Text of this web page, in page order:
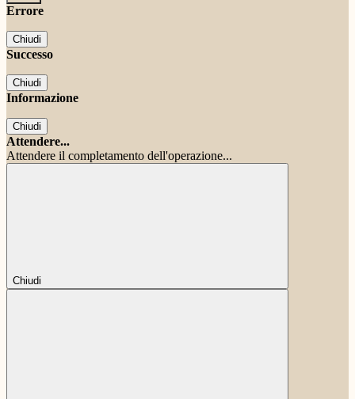
Errore
Chiudi
Successo
Chiudi
Informazione
Chiudi
Attendere...
Attendere il completamento dell'operazione...
Chiudi